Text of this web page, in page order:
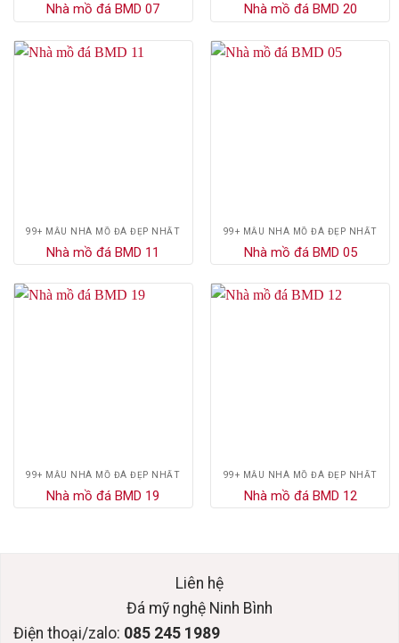
Nhà mồ đá BMD 07 Nhà mồ đá BMD 20
99+ MẪU NHÀ MỒ ĐÁ ĐẸP NHẤT
Nhà mồ đá BMD 11
99+ MẪU NHÀ MỒ ĐÁ ĐẸP NHẤT
Nhà mồ đá BMD 05
99+ MẪU NHÀ MỒ ĐÁ ĐẸP NHẤT
Nhà mồ đá BMD 19
99+ MẪU NHÀ MỒ ĐÁ ĐẸP NHẤT
Nhà mồ đá BMD 12
Liên hệ
Đá mỹ nghệ Ninh Bình
Điện thoại/zalo: 085 245 1989